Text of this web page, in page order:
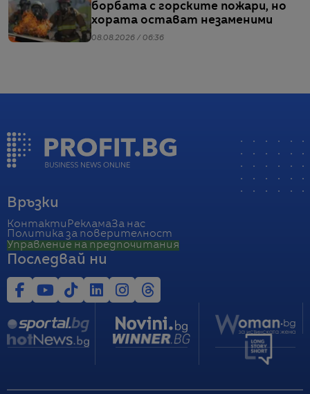
борбата с горските пожари, но
хората остават незаменими
08.08.2026 / 06:36
Връзки
Контакти РекламаЗа нас
Политика за поверителност
Управление на предпочитания
Последвай ни